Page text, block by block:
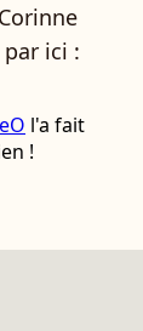
par ici :
l'a fait
!